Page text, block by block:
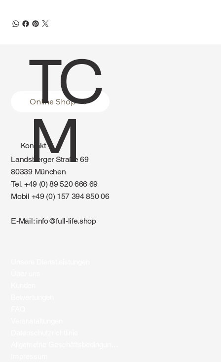
Online Shop
Kontakt
Landsberger Straße 69
80339 München
Tel. +49 (0) 89 520 666 69
Mobil +49 (0) 157 394 850 06
E-Mail: info@full-life.shop
TC
M